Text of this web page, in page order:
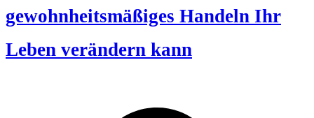
gewohnheitsmäßiges Handeln Ihr
Leben verändern kann